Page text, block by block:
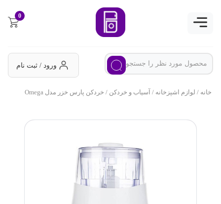
0
ورود / ثبت نام
خانه/ لوازم اشپزخانه/ آسیاب و خردکن/ خردکن پارس خزر مدل Omega